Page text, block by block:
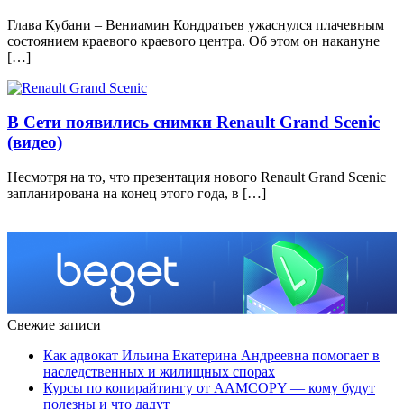
Глава Кубани – Вениамин Кондратьев ужаснулся плачевным
состоянием краевого краевого центра. Об этом он накануне
[…]
В Сети появились снимки Renault Grand Scenic
(видео)
Несмотря на то, что презентация нового Renault Grand Scenic
запланирована на конец этого года, в […]
Свежие записи
Как адвокат Ильина Екатерина Андреевна помогает в
наследственных и жилищных спорах
Курсы по копирайтингу от AAMCOPY — кому будут
полезны и что дадут